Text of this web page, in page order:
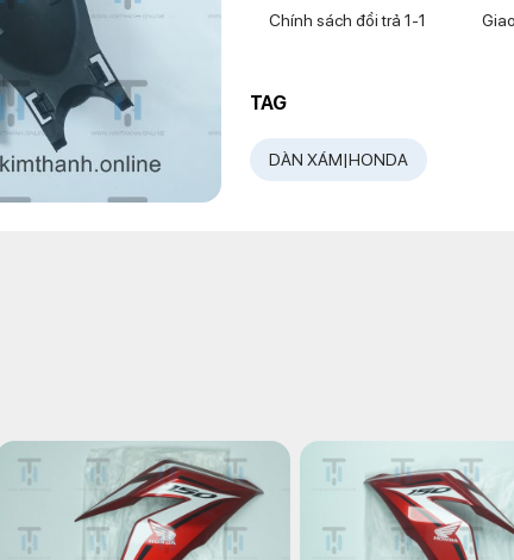
Chính sách đổi trả 1-1
TAG
DÀN XÁM|HONDA